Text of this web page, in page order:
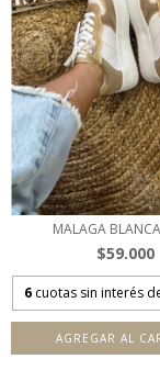
MALAGA
$59.000
6 cuotas sin interés
AGREGAR AL